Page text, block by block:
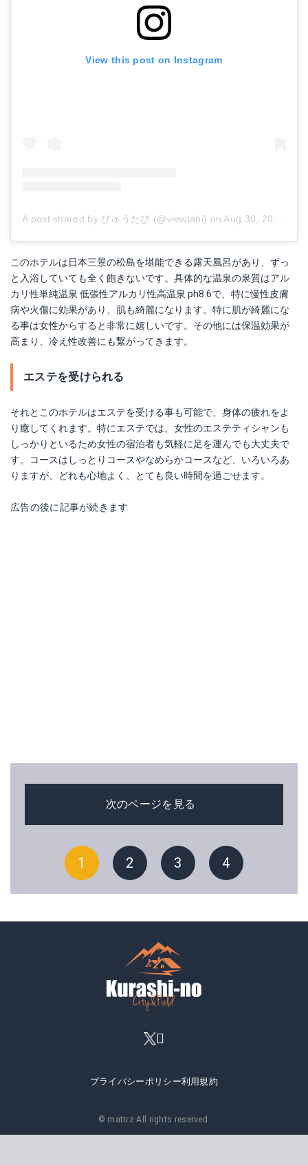
View this post on Instagram
A post shared by びゅうたび (@viewtabi) on Aug 30, 2018 at 2:16am PDT
このホテルは日本三景の松島を堪能できる露天風呂があり、ずっ
と入浴していても全く飽きないです。具体的な温泉の泉質はアル
カリ性単純温泉 低張性アルカリ性高温泉 ph8.6で、特に慢性皮膚
病や火傷に効果があり、肌も綺麗になります。特に肌が綺麗にな
る事は女性からすると非常に嬉しいです。その他には保温効果が
高まり、冷え性改善にも繋がってきます。
エステを受けられる
それとこのホテルはエステを受ける事も可能で、身体の疲れをよ
り癒してくれます。特にエステでは、女性のエステティシャンも
しっかりといるため女性の宿泊者も気軽に足を運んでも大丈夫で
す。コースはしっとりコースやなめらかコースなど、いろいろあ
りますが、どれも心地よく、とても良い時間を過ごせます。
広告の後に記事が続きます
次のページを見る
1 2 3 4
プライバシーポリシー利用規約
© mattrz All rights reserved.